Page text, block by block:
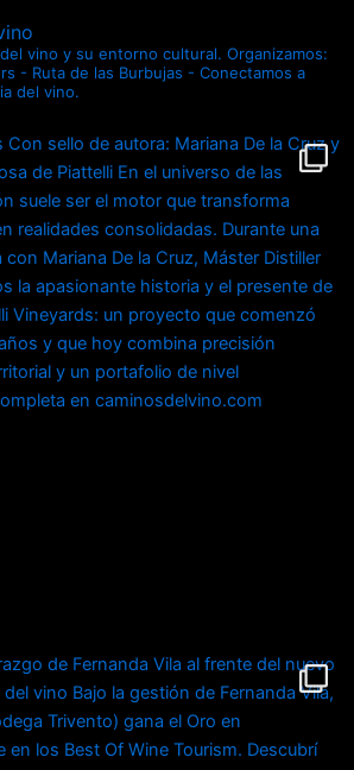
vino y su entorno cultural. Organizamos:
- Ruta de las Burbujas - Conectamos a
del vino.